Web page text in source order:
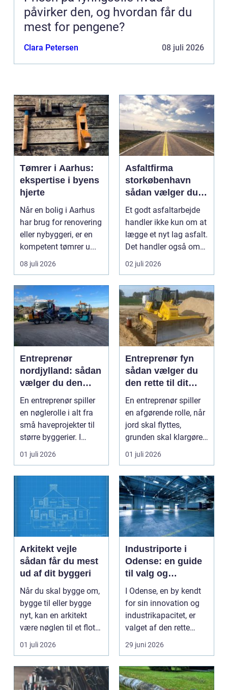
påvirker den, og hvordan får du
mest for pengene?
Clara Petersen 08 juli 2026
Tømrer i Aarhus:
ekspertise i byens
hjerte
Når en bolig i Aarhus
har brug for renovering
eller nybyggeri, er en
kompetent tømrer u...
08 juli 2026
Asfaltfirma
storkøbenhavn
sådan vælger du
den rette
samarbejdspartner
Et godt asfaltarbejde
handler ikke kun om at
lægge et nyt lag asfalt.
Det handler også om
planlægnin...
02 juli 2026
Entreprenør
nordjylland: sådan
vælger du den
rette
samarbejdspartner
til dit byggeri
En entreprenør spiller
en nøglerolle i alt fra
små haveprojekter til
større byggerier. I
Nordjylland...
01 juli 2026
Entreprenør fyn
sådan vælger du
den rette til dit
projekt
En entreprenør spiller
en afgørende rolle, når
jord skal flyttes,
grunden skal klargøres,
eller der ...
01 juli 2026
Arkitekt vejle
sådan får du mest
ud af dit byggeri
Når du skal bygge om,
bygge til eller bygge
nyt, kan en arkitekt
være nøglen til et flot
resultat, d...
01 juli 2026
Industriporte i
Odense: en guide
til valg og
installation
I Odense, en by kendt
for sin innovation og
industrikapacitet, er
valget af den rette
industriport a...
29 juni 2026